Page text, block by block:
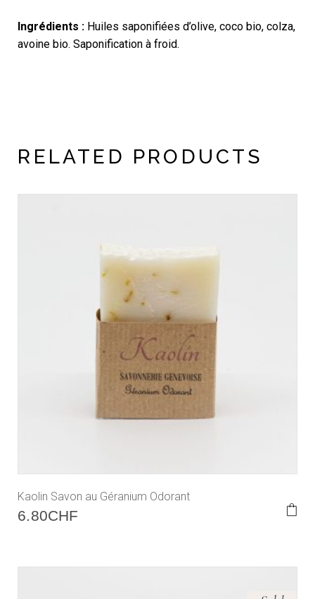
Ingrédients : Huiles saponifiées d’olive, coco bio, colza,
avoine bio. Saponification à froid.
RELATED PRODUCTS
Kaolin Savon au Géranium Odorant
6.80CHF